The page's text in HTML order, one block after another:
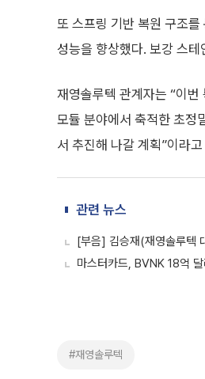
또 스프링 기반 복원 구조
성능을 향상했다. 보강 스
재영솔루텍 관계자는 “이
모듈 분야에서 축적한 초정
서 추진해 나갈 계획”이라
관련 뉴스
[부음] 김승재(재영솔루텍
마스터카드, BVNK 18억
#재영솔루텍